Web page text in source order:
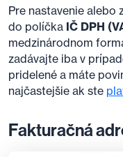
Pre nastavenie alebo
do políčka IČ DPH
medzinárodnom
zadávajte iba v
pridelené a máte
najčastejšie ak ste
Fakturačná